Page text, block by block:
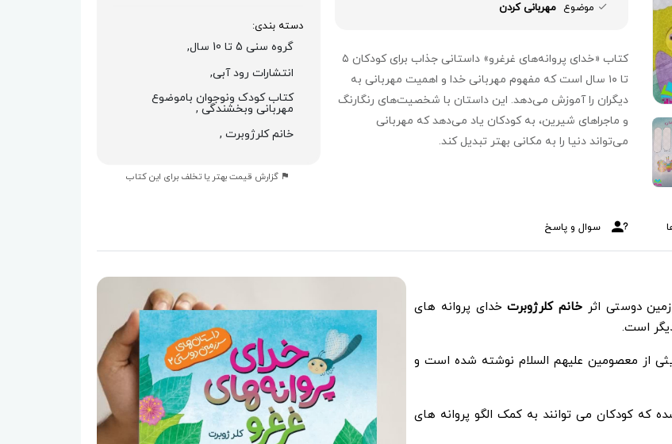
موضوع مهربانی کردن
کتاب «خدای پروانه‌های غرغرو» داستانی جذاب برای کودکان ۵
تا ۱۰ سال است که مفهوم مهربانی خدا و اهمیت مهربانی به
دیگران را آموزش می‌دهد. این داستان با شخصیت‌های رنگارنگ
و ماجراهای شیرین، به کودکان یاد می‌دهد که مهربانی
می‌تواند دنیا را به مکانی بهتر تبدیل کند.
دسته بندی:
گروه سنی 5 تا 10 سال,
انتشارات رود آبی,
کتاب کودک ونوجوان باموضوع
مهربانی وبخشندگی ,
خانم کلرژوبرت ,
گزارش قیمت بهتر یا تخلف برای این کتاب
سوال و پاسخ
دوستی اثر خانم کلرژوبرتخدای پروانه های
است.
از معصومین علیهم السلام نوشته شده است و
که کودکان می توانند به کمک الگو پروانه های